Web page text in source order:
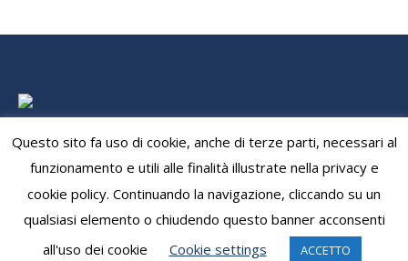
DAL 1947 A FIANCO DEGLI ITALIANI NEL MONDO
©A.N.F.E. Nazionale - Associazione Nazionale Famiglie degli
Emigrati
Questo sito fa uso di cookie, anche di terze parti, necessari al
funzionamento e utili alle finalità illustrate nella privacy e
cookie policy. Continuando la navigazione, cliccando su un
qualsiasi elemento o chiudendo questo banner acconsenti
all'uso dei cookie
Cookie settings ACCETTO